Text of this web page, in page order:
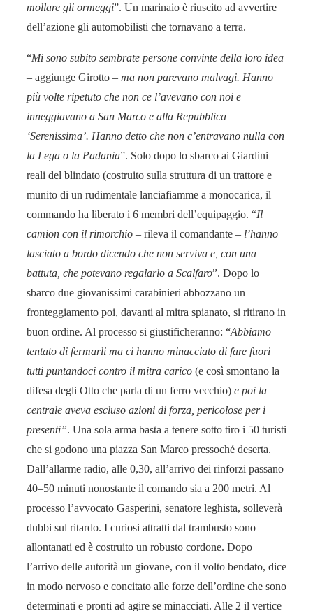
mollare gli ormeggi”. Un marinaio è riuscito ad avvertire
dell’azione gli automobilisti che tornavano a terra.
“Mi sono subito sembrate persone convinte della loro idea
– aggiunge Girotto – ma non parevano malvagi. Hanno
più volte ripetuto che non ce l’avevano con noi e
inneggiavano a San Marco e alla Repubblica
‘Serenissima’. Hanno detto che non c’entravano nulla con
la Lega o la Padania”. Solo dopo lo sbarco ai Giardini
reali del blindato (costruito sulla struttura di un trattore e
munito di un rudimentale lanciafiamme a monocarica, il
commando ha liberato i 6 membri dell’equipaggio. “Il
camion con il rimorchio – rileva il comandante – l’hanno
lasciato a bordo dicendo che non serviva e, con una
battuta, che potevano regalarlo a Scalfaro”. Dopo lo
sbarco due giovanissimi carabinieri abbozzano un
fronteggiamento poi, davanti al mitra spianato, si ritirano in
buon ordine. Al processo si giustificheranno: “Abbiamo
tentato di fermarli ma ci hanno minacciato di fare fuori
tutti puntandoci contro il mitra carico (e così smontano la
difesa degli Otto che parla di un ferro vecchio) e poi la
centrale aveva escluso azioni di forza, pericolose per i
presenti”. Una sola arma basta a tenere sotto tiro i 50 turisti
che si godono una piazza San Marco pressoché deserta.
Dall’allarme radio, alle 0,30, all’arrivo dei rinforzi passano
40–50 minuti nonostante il comando sia a 200 metri. Al
processo l’avvocato Gasperini, senatore leghista, solleverà
dubbi sul ritardo. I curiosi attratti dal trambusto sono
allontanati ed è costruito un robusto cordone. Dopo
l’arrivo delle autorità un giovane, con il volto bendato, dice
in modo nervoso e concitato alle forze dell’ordine che sono
determinati e pronti ad agire se minacciati. Alle 2 il vertice